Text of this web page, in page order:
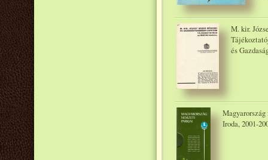
M. kir.
és
Iroda, 2001-